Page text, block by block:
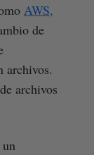
AWS,
de
archivos.
archivos